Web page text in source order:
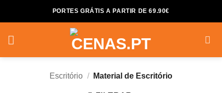
PORTES GRÁTIS A PARTIR DE 69.90€
Escritório / Material de Escritório